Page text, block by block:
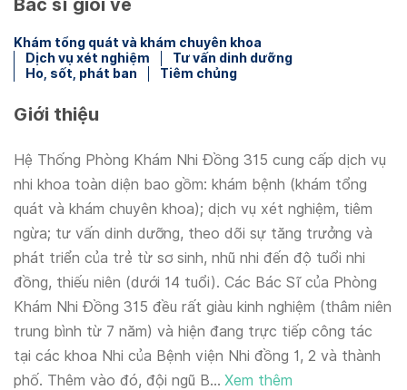
Bác sĩ giỏi về
Khám tổng quát và khám chuyên khoa
Dịch vụ xét nghiệm
Tư vấn dinh dưỡng
Ho, sốt, phát ban
Tiêm chủng
Giới thiệu
Hệ Thống Phòng Khám Nhi Đồng 315 cung cấp dịch vụ
nhi khoa toàn diện bao gồm: khám bệnh (khám tổng
quát và khám chuyên khoa); dịch vụ xét nghiệm, tiêm
ngừa; tư vấn dinh dưỡng, theo dõi sự tăng trưởng và
phát triển của trẻ từ sơ sinh, nhũ nhi đến độ tuổi nhi
đồng, thiếu niên (dưới 14 tuổi). Các Bác Sĩ của Phòng
Khám Nhi Đồng 315 đều rất giàu kinh nghiệm (thâm niên
trung bình từ 7 năm) và hiện đang trực tiếp công tác
tại các khoa Nhi của Bệnh viện Nhi đồng 1, 2 và thành
phố. Thêm vào đó, đội ngũ B... Xem thêm